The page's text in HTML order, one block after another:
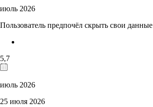
июль 2026
Пользователь предпочёл скрыть свои данные
5,7
июль 2026
25 июля 2026